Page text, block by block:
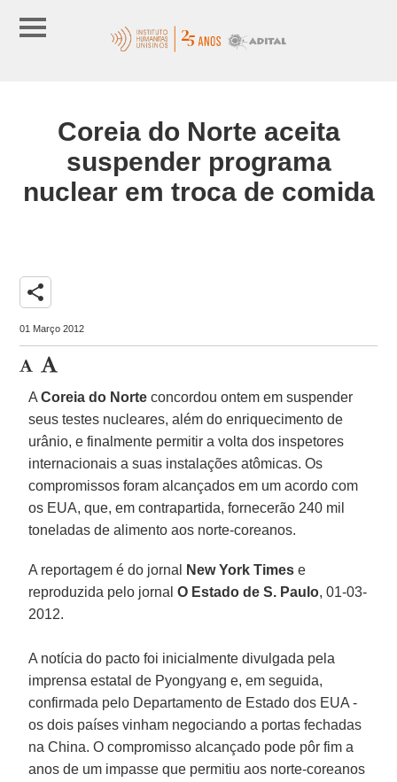
Coreia do Norte aceita
suspender programa
nuclear em troca de comida
share
01 Março 2012
ACoreia do Norteconcordou ontem em suspender
seus testes nucleares, além do enriquecimento de
urânio, e finalmente permitir a volta dos inspetores
internacionais a suas instalações atômicas. Os
compromissos foram alcançados em um acordo com
os EUA, que, em contrapartida, fornecerão 240 mil
toneladas de alimento aos norte-coreanos.
A reportagem é do jornal New York Times e
reproduzida pelo jornalO Estado de S. Paulo, 01-03-
2012.
A notícia do pacto foi inicialmente divulgada pela
imprensa estatal de Pyongyang e, em seguida,
confirmada pelo Departamento de Estado dos EUA -
os dois países vinham negociando a portas fechadas
na China. O compromisso alcançado pode pôr fim a
anos de um impasse que permitiu aos norte-coreanos